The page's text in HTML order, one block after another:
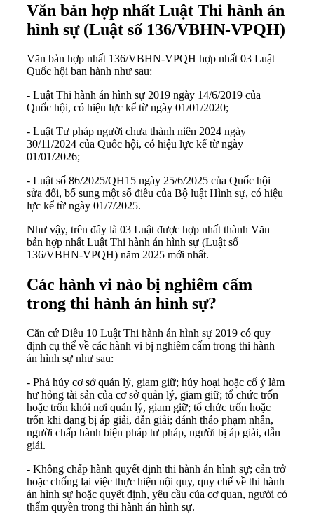
Văn bản hợp nhất Luật Thi hành án
hình sự (Luật số 136/VBHN-VPQH)
Văn bản hợp nhất 136/VBHN-VPQH hợp nhất 03 Luật
Quốc hội ban hành như sau:
- Luật Thi hành án hình sự 2019 ngày 14/6/2019 của
Quốc hội, có hiệu lực kể từ ngày 01/01/2020;
- Luật Tư pháp người chưa thành niên 2024 ngày
30/11/2024 của Quốc hội, có hiệu lực kể từ ngày
01/01/2026;
- Luật số 86/2025/QH15 ngày 25/6/2025 của Quốc hội
sửa đổi, bổ sung một số điều của Bộ luật Hình sự, có hiệu
lực kể từ ngày 01/7/2025.
Như vậy, trên đây là 03 Luật được hợp nhất thành Văn
bản hợp nhất Luật Thi hành án hình sự (Luật số
136/VBHN-VPQH) năm 2025 mới nhất.
Các hành vi nào bị nghiêm cấm
trong thi hành án hình sự?
Căn cứ Điều 10 Luật Thi hành án hình sự 2019 có quy
định cụ thể về các hành vi bị nghiêm cấm trong thi hành
án hình sự như sau:
- Phá hủy cơ sở quản lý, giam giữ; hủy hoại hoặc cố ý làm
hư hỏng tài sản của cơ sở quản lý, giam giữ; tổ chức trốn
hoặc trốn khỏi nơi quản lý, giam giữ; tổ chức trốn hoặc
trốn khi đang bị áp giải, dẫn giải; đánh tháo phạm nhân,
người chấp hành biện pháp tư pháp, người bị áp giải, dẫn
giải.
- Không chấp hành quyết định thi hành án hình sự; cản trở
hoặc chống lại việc thực hiện nội quy, quy chế về thi hành
án hình sự hoặc quyết định, yêu cầu của cơ quan, người có
thẩm quyền trong thi hành án hình sự.